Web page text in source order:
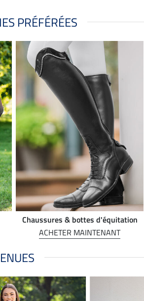
PRÉFÉRÉES
Chaussures & bottes d'équitation
ACHETER MAINTENANT